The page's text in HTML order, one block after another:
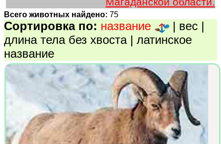
Всего животных найдено: 75
Сортировка по: название | вес |
длина тела без хвоста| латинское
название